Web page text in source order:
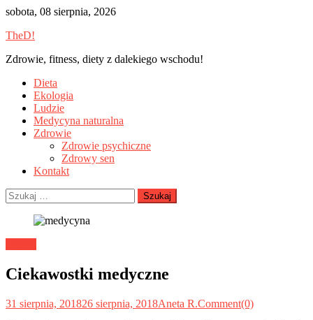
Skip
content
sobota, 08 sierpnia, 2026
TheD!
Zdrowie, fitness, diety z dalekiego wschodu!
Dieta
Ekologia
Ludzie
Medycyna naturalna
Zdrowie
Zdrowie psychiczne
Zdrowy sen
Kontakt
Szukaj:
Ciekawostki medyczne
31 sierpnia, 201826 sierpnia, 2018Aneta R.Comment(0)